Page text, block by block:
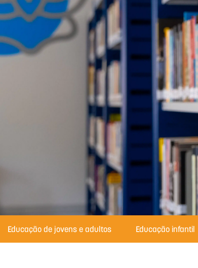
Educação de jovens e adultos Educação infantil